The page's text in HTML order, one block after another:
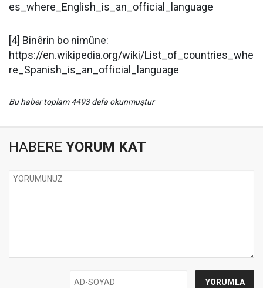
es_where_English_is_an_official_language
[4] Binêrin bo nimûne:
https://en.wikipedia.org/wiki/List_of_countries_whe
re_Spanish_is_an_official_language
Bu haber toplam 4493 defa okunmuştur
HABERE YORUM KAT